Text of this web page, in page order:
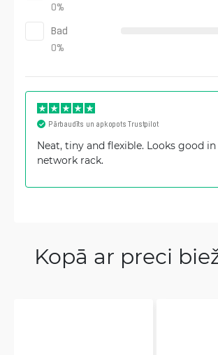
0%
Bad
0%
Pārbaudīts un apkopots Trustpilot
Neat, tiny and flexible. Looks good
network rack.
Kopā ar preci